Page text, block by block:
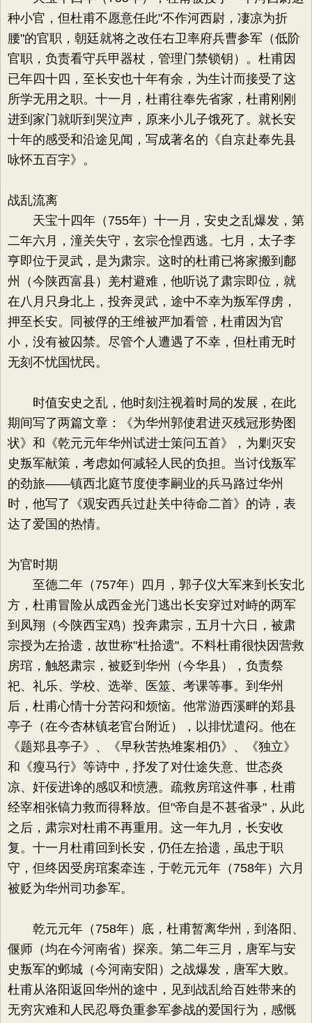
种小官，但杜甫不愿意任此"不作河西尉，凄凉为折
腰"的官职，朝廷就将之改任右卫率府兵曹参军（低阶
官职，负责看守兵甲器杖，管理门禁锁钥）。杜甫因
已年四十四，至长安也十年有余，为生计而接受了这
所学无用之职。十一月，杜甫往奉先省家，杜甫刚刚
进到家门就听到哭泣声，原来小儿子饿死了。就长安
十年的感受和沿途见闻，写成著名的《自京赴奉先县
咏怀五百字》。
战乱流离
天宝十四年（755年）十一月，安史之乱爆发，第
二年六月，潼关失守，玄宗仓惶西逃。七月，太子李
亨即位于灵武，是为肃宗。这时的杜甫已将家搬到鄜
州（今陕西富县）羌村避难，他听说了肃宗即位，就
在八月只身北上，投奔灵武，途中不幸为叛军俘虏，
押至长安。同被俘的王维被严加看管，杜甫因为官
小，没有被囚禁。尽管个人遭遇了不幸，但杜甫无时
无刻不忧国忧民。
时值安史之乱，他时刻注视着时局的发展，在此
期间写了两篇文章：《为华州郭使君进灭残冠形势图
状》和《乾元元年华州试进士策问五首》，为剿灭安
史叛军献策，考虑如何减轻人民的负担。当讨伐叛军
的劲旅——镇西北庭节度使李嗣业的兵马路过华州
时，他写了《观安西兵过赴关中待命二首》的诗，表
达了爱国的热情。
为官时期
至德二年（757年）四月，郭子仪大军来到长安北
方，杜甫冒险从成西金光门逃出长安穿过对峙的两军
到凤翔（今陕西宝鸡）投奔肃宗，五月十六日，被肃
宗授为左拾遗，故世称"杜拾遗"。不料杜甫很快因营救
房琯，触怒肃宗，被贬到华州（今华县），负责祭
祀、礼乐、学校、选举、医筮、考课等事。到华州
后，杜甫心情十分苦闷和烦恼。他常游西溪畔的郑县
亭子（在今杏林镇老官台附近），以排忧遣闷。他在
《题郑县亭子》、《早秋苦热堆案相仍》、《独立》
和《瘦马行》等诗中，抒发了对仕途失意、世态炎
凉、奸佞进谗的感叹和愤懑。疏救房琯这件事，杜甫
经宰相张镐力救而得释放。但"帝自是不甚省录"，从此
之后，肃宗对杜甫不再重用。这一年九月，长安收
复。十一月杜甫回到长安，仍任左拾遗，虽忠于职
守，但终因受房琯案牵连，于乾元元年（758年）六月
被贬为华州司功参军。
乾元元年（758年）底，杜甫暂离华州，到洛阳、
偃师（均在今河南省）探亲。第二年三月，唐军与安
史叛军的邺城（今河南安阳）之战爆发，唐军大败。
杜甫从洛阳返回华州的途中，见到战乱给百姓带来的
无穷灾难和人民忍辱负重参军参战的爱国行为，感慨